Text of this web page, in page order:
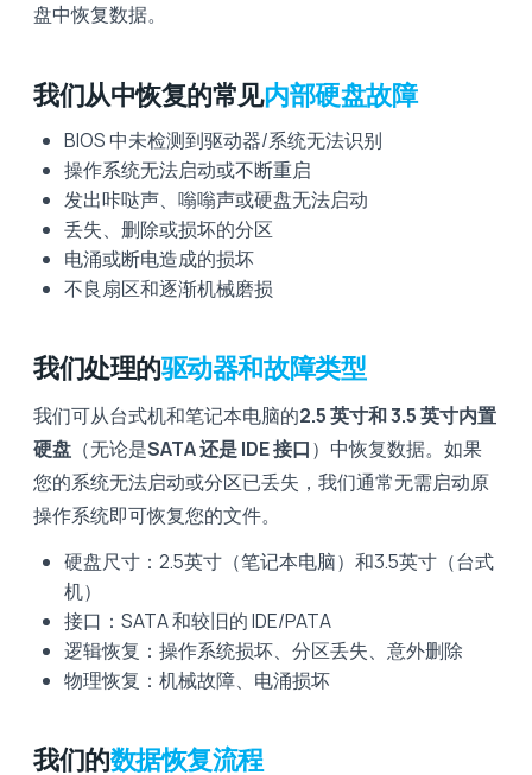
盘中恢复数据。
我们从中恢复的常见内部硬盘故障
BIOS 中未检测到驱动器/系统无法识别
操作系统无法启动或不断重启
发出咔哒声、嗡嗡声或硬盘无法启动
丢失、删除或损坏的分区
电涌或断电造成的损坏
不良扇区和逐渐机械磨损
我们处理的驱动器和故障类型
我们可从台式机和笔记本电脑的2.5 英寸和 3.5 英寸内置
硬盘 （无论是SATA 还是 IDE 接口）中恢复数据。如果
您的系统无法启动或分区已丢失，我们通常无需启动原
操作系统即可恢复您的文件。
硬盘尺寸：2.5英寸（笔记本电脑）和3.5英寸（台式
机）
接口：SATA 和较旧的 IDE/PATA
逻辑恢复：操作系统损坏、分区丢失、意外删除
物理恢复：机械故障、电涌损坏
我们的数据恢复流程